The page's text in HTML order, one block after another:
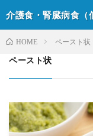
介護食・腎臓病食（
HOME ペースト状
ペースト状